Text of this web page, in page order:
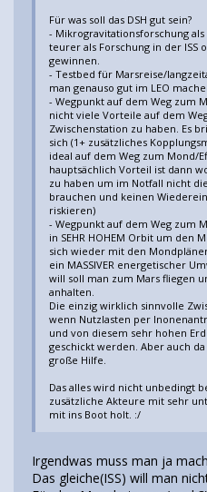
Für was soll das DSH gut sein?
- Mikrogravitationsforschung
teurer als Forschung in der ISS
gewinnen.
- Testbed für Marsreise/
man genauso gut im LEO
- Wegpunkt auf dem Weg zum
nicht viele Vorteile auf dem
Zwischenstation zu haben. Es
sich (1+ zusätzliches
ideal auf dem Weg zum Mond/
hauptsächlich Vorteil ist dann
zu haben um im Notfall nicht
brauchen und keinen
riskieren)
- Wegpunkt auf dem Weg zum
in SEHR HOHEM Orbit um den
sich wieder mit den
ein MASSIVER energetischer
will soll man zum Mars fliegen
anhalten.
Die einzig wirklich sinnvolle
wenn Nutzlasten per
und von diesem sehr hohen
geschickt werden. Aber auch
große Hilfe.
Das alles wird nicht unbedingt
zusätzliche Akteure mit sehr
mit ins Boot holt. :/
Irgendwas muss man ja
Das gleiche(ISS) will man